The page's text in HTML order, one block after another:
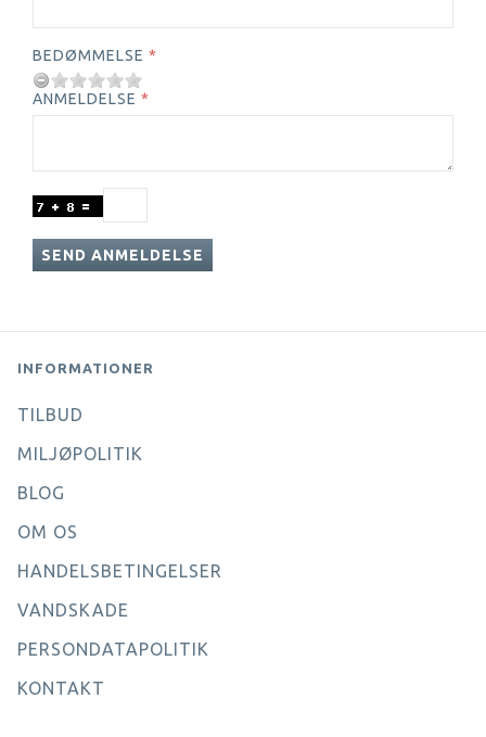
BEDØMMELSE
ANMELDELSE
SEND ANMELDELSE
INFORMATIONER
TILBUD
MILJØPOLITIK
BLOG
OM OS
HANDELSBETINGELSER
VANDSKADE
PERSONDATAPOLITIK
KONTAKT